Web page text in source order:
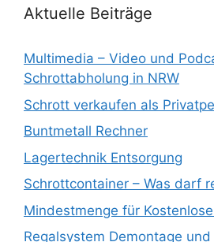
Aktuelle Beiträge
Multimedia – Video und
Schrottabholung in NRW
Schrott verkaufen als
Buntmetall Rechner
Lagertechnik Entsorgung
Schrottcontainer – Was darf
Mindestmenge für
Regalsystem Demontage